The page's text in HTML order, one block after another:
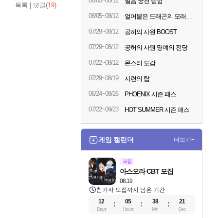
목록 댓글(19)
08/05~08/12 얼어붙은 드래곤의 모래시계
07/29~08/12 공허의 사원 BOOST
07/29~08/12 공허의 사원 명예의 전당
07/22~08/12 몬스터 도감
07/29~08/19 시련의 탑
06/24~08/26 PHOENIX 시즌 패스
07/22~09/23 HOT SUMMER 시즌 패스
게임 캘린더 더보기+
모집
08.19
아스오라 CBT 모집
참가자 모집까지 남은 기간
12
Days
05
Hours
38
Min
20
Sec